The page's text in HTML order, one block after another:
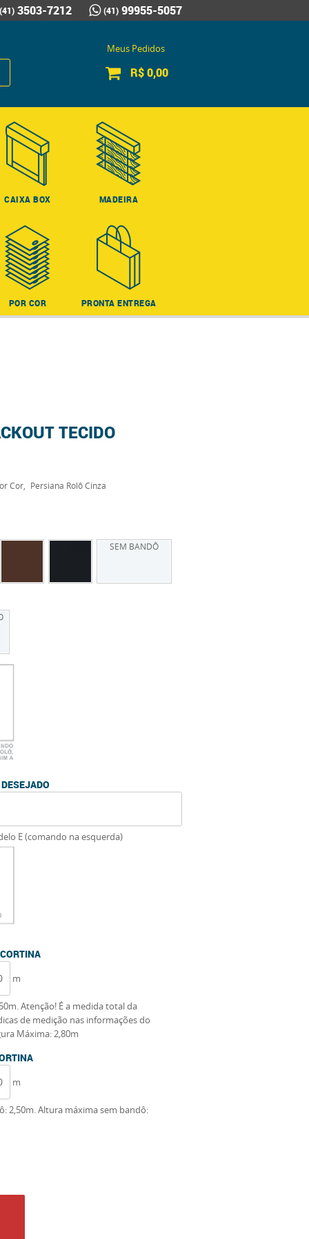
(41) 3503-7212 (41) 99955-5057
Meus Pedidos
R$ 0,00
CAIXA BOX MADEIRA
POR COR PRONTA ENTREGA
TECIDO
Cor Persiana Rolô Cinza
SEM BANDÔ
E (comando na esquerda)
m
Atenção! É a medida total da
de medição nas informações do
Máxima: 2,80m
m
2,50m. Altura máxima sem bandô: